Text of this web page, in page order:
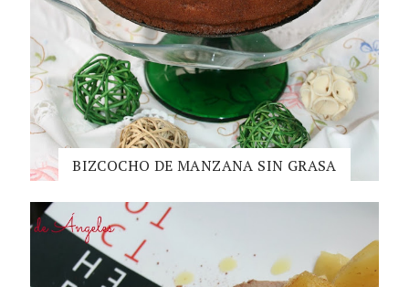
BIZCOCHO DE MANZANA SIN GRASA